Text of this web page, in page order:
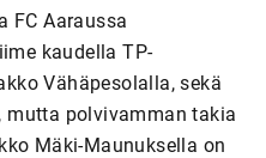
FC Aaraussa
kaudella TP-
Vähäpesolalla, sekä
mutta polvivamman takia
Mäki-Maunuksella on